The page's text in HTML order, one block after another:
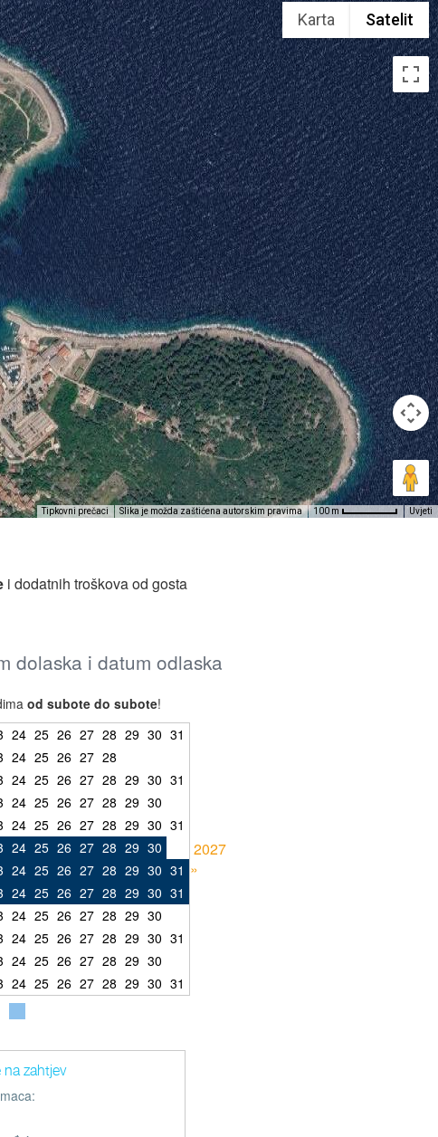
Karta Satelit
Tipkovni prečaci Slika je možda zaštićena autorskim pravima 100 m Uvjeti
i dodatnih troškova od gosta
dolaska i datum odlaska
od subote do subote!
24 25 26 27 28 29 30 31
24 25 26 27 28
24 25 26 27 28 29 30 31
24 25 26 27 28 29 30
24 25 26 27 28 29 30 31
24 25 26 27 28 29 30
24 25 26 27 28 29 30 31
24 25 26 27 28 29 30 31
24 25 26 27 28 29 30
24 25 26 27 28 29 30 31
24 25 26 27 28 29 30
24 25 26 27 28 29 30 31
2027
»
zahtjev